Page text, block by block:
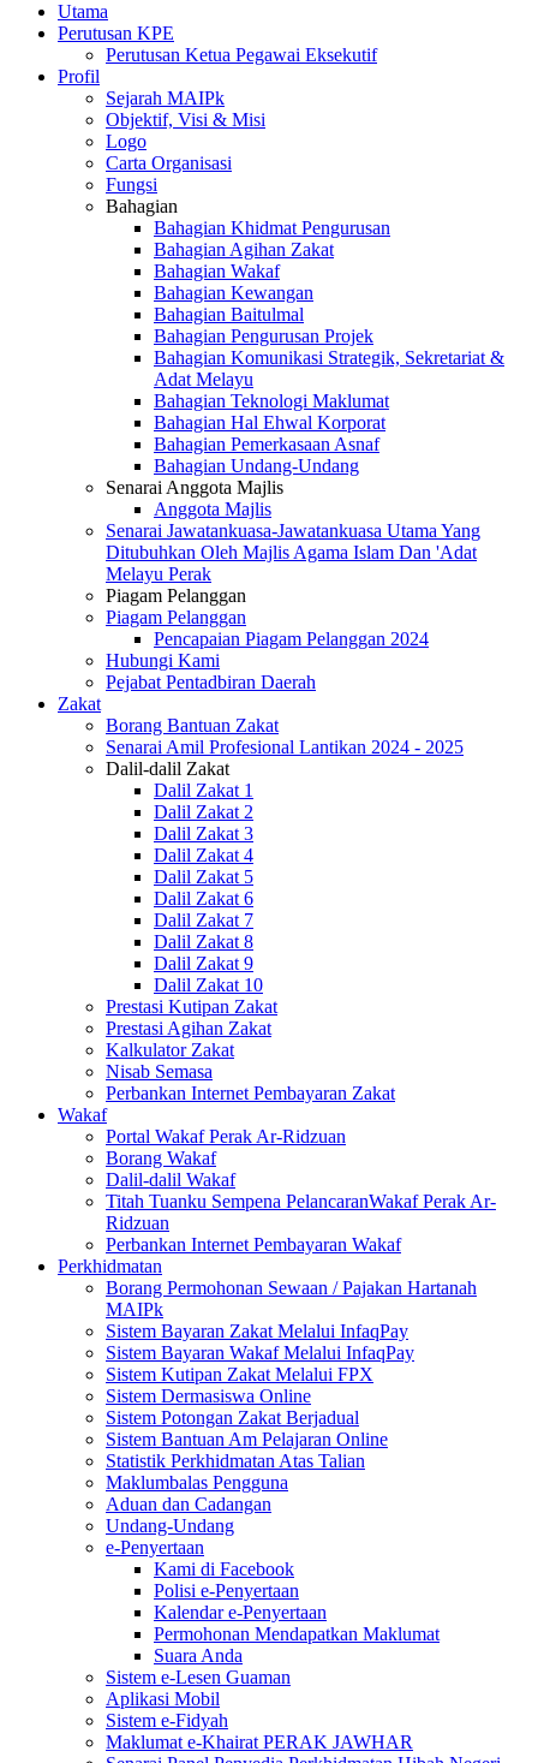
Utama
Perutusan KPE
Perutusan Ketua Pegawai Eksekutif
Profil
Sejarah MAIPk
Objektif, Visi & Misi
Logo
Carta Organisasi
Fungsi
Bahagian
Bahagian Khidmat Pengurusan
Bahagian Agihan Zakat
Bahagian Wakaf
Bahagian Kewangan
Bahagian Baitulmal
Bahagian Pengurusan Projek
Bahagian Komunikasi Strategik, Sekretariat &
Adat Melayu
Bahagian Teknologi Maklumat
Bahagian Hal Ehwal Korporat
Bahagian Pemerkasaan Asnaf
Bahagian Undang-Undang
Senarai Anggota Majlis
Anggota Majlis
Senarai Jawatankuasa-Jawatankuasa Utama Yang
Ditubuhkan Oleh Majlis Agama Islam Dan 'Adat
Melayu Perak
Piagam Pelanggan
Piagam Pelanggan
Pencapaian Piagam Pelanggan 2024
Hubungi Kami
Pejabat Pentadbiran Daerah
Zakat
Borang Bantuan Zakat
Senarai Amil Profesional Lantikan 2024 - 2025
Dalil-dalil Zakat
Dalil Zakat 1
Dalil Zakat 2
Dalil Zakat 3
Dalil Zakat 4
Dalil Zakat 5
Dalil Zakat 6
Dalil Zakat 7
Dalil Zakat 8
Dalil Zakat 9
Dalil Zakat 10
Prestasi Kutipan Zakat
Prestasi Agihan Zakat
Kalkulator Zakat
Nisab Semasa
Perbankan Internet Pembayaran Zakat
Wakaf
Portal Wakaf Perak Ar-Ridzuan
Borang Wakaf
Dalil-dalil Wakaf
Titah Tuanku Sempena PelancaranWakaf Perak Ar-
Ridzuan
Perbankan Internet Pembayaran Wakaf
Perkhidmatan
Borang Permohonan Sewaan / Pajakan Hartanah
MAIPk
Sistem Bayaran Zakat Melalui InfaqPay
Sistem Bayaran Wakaf Melalui InfaqPay
Sistem Kutipan Zakat Melalui FPX
Sistem Dermasiswa Online
Sistem Potongan Zakat Berjadual
Sistem Bantuan Am Pelajaran Online
Statistik Perkhidmatan Atas Talian
Maklumbalas Pengguna
Aduan dan Cadangan
Undang-Undang
e-Penyertaan
Kami di Facebook
Polisi e-Penyertaan
Kalendar e-Penyertaan
Permohonan Mendapatkan Maklumat
Suara Anda
Sistem e-Lesen Guaman
Aplikasi Mobil
Sistem e-Fidyah
Maklumat e-Khairat PERAK JAWHAR